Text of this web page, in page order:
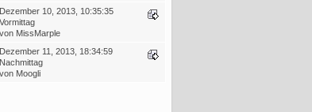
Dezember 10, 2013, 10:35:35
Vormittag
von MissMarple
Dezember 11, 2013, 18:34:59
Nachmittag
von Moogli